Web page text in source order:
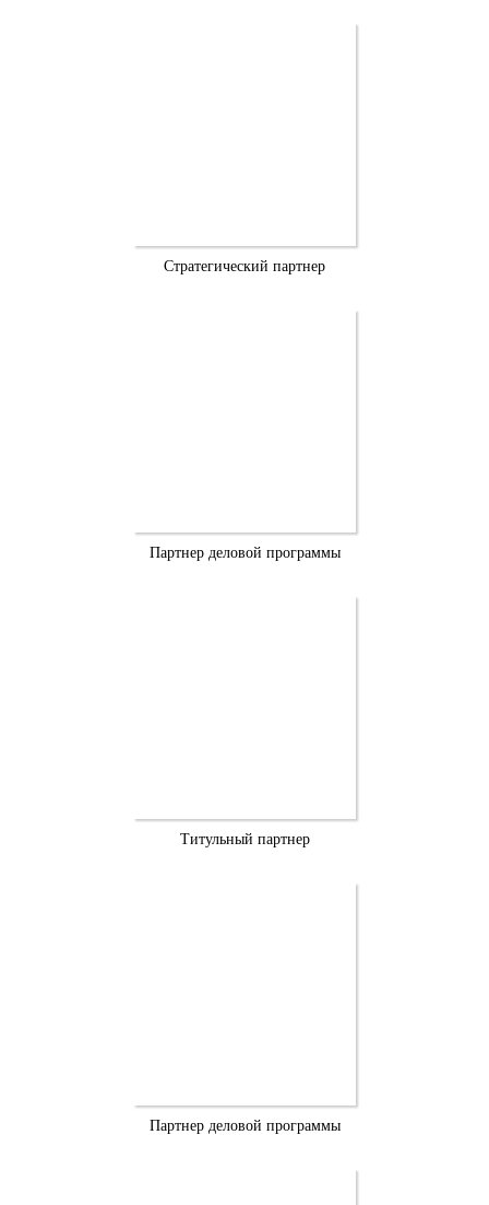
Стратегический партнер
Партнер деловой программы
Титульный партнер
Партнер деловой программы